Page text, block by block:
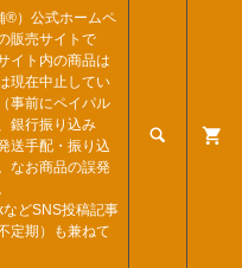
®︎）公式ホームペ
販売サイトで
イト内の商品は
現在中止してい
事前にペイパル
銀行振り込み
送手配・振り込
なお商品の誤発
どSNS投稿記事
定期）も兼ねて
